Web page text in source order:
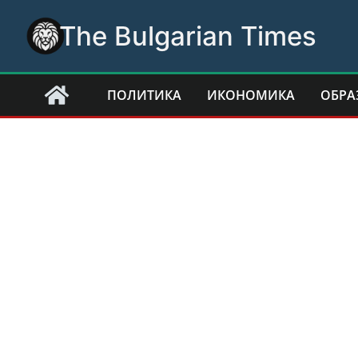
content
The Bulgarian Times
ПОЛИТИКА ИКОНОМИКА